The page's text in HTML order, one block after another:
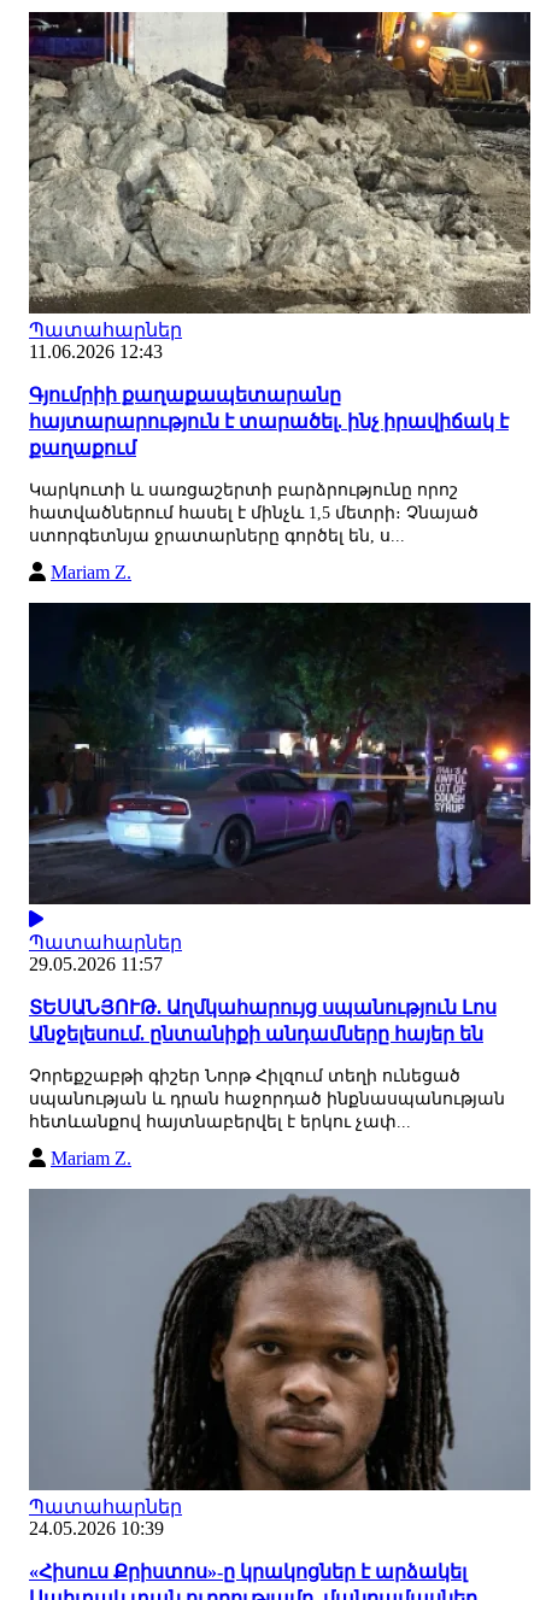
Պատահարներ
11.06.2026 12:43
Գյումրիի քաղաքապետարանը
հայտարարություն է տարածել. ինչ իրավիճակ է
քաղաքում
Կարկուտի և սառցաշերտի բարձրությունը որոշ
հատվածներում հասել է մինչև 1,5 մետրի։ Չնայած
ստորգետնյա ջրատարները գործել են, ս...
Mariam Z.
Պատահարներ
29.05.2026 11:57
ՏԵՍԱՆՅՈՒԹ. Աղմկահարույց սպանություն Լոս
Անջելեսում. ընտանիքի անդամները հայեր են
Չորեքշաբթի գիշեր Նորթ Հիլզում տեղի ունեցած
սպանության և դրան հաջորդած ինքնասպանության
հետևանքով հայտնաբերվել է երկու չափ...
Mariam Z.
Պատահարներ
24.05.2026 10:39
«Հիսուս Քրիստոս»-ը կրակոցներ է արձակել